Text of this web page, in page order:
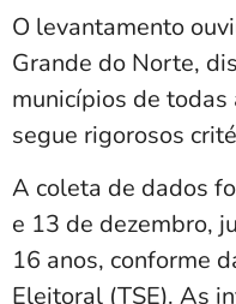
O levantamento
Grande do Norte,
municípios de
segue rigorosos
A coleta de dados
e 13 de dezembro,
16 anos, conforme
Eleitoral (TSE). As